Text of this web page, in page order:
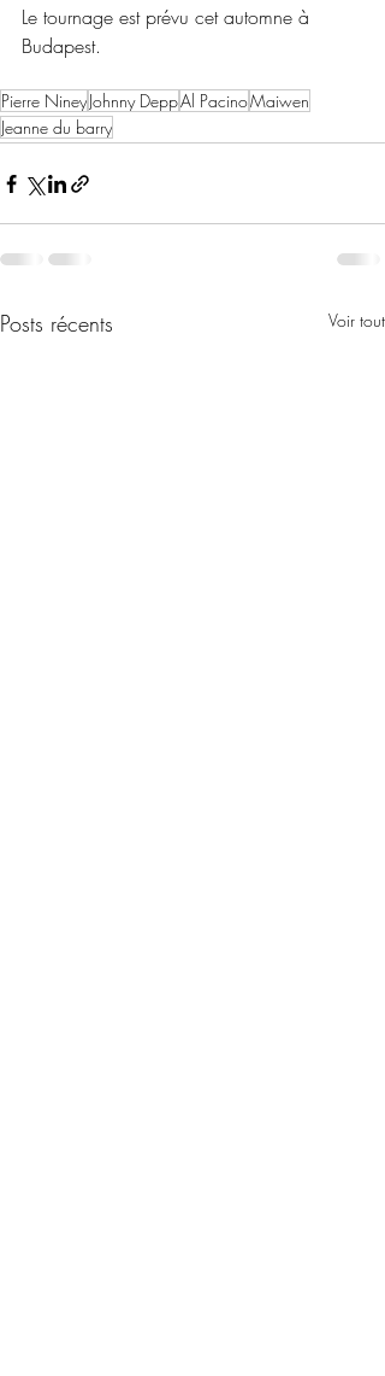
Le tournage est prévu cet automne à
Budapest.
Pierre NineyJohnny DeppAl PacinoMaiwen
Jeanne du barry
Posts récents Voir tout